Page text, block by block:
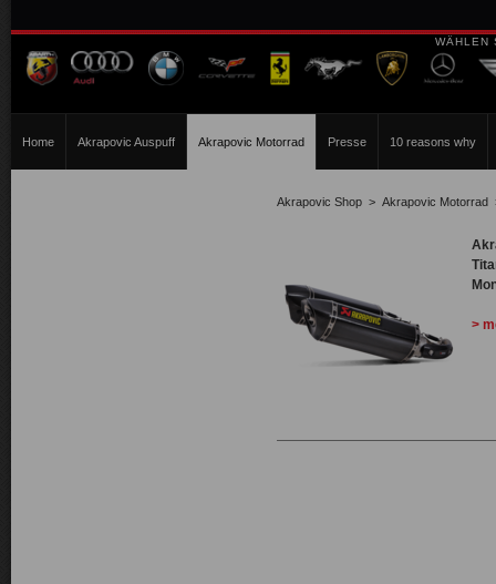
WÄHLEN
Home Akrapovic Auspuff Akrapovic Motorrad Presse 10 reasons why
Akrapovic Shop > Akrapovic Motorrad
>